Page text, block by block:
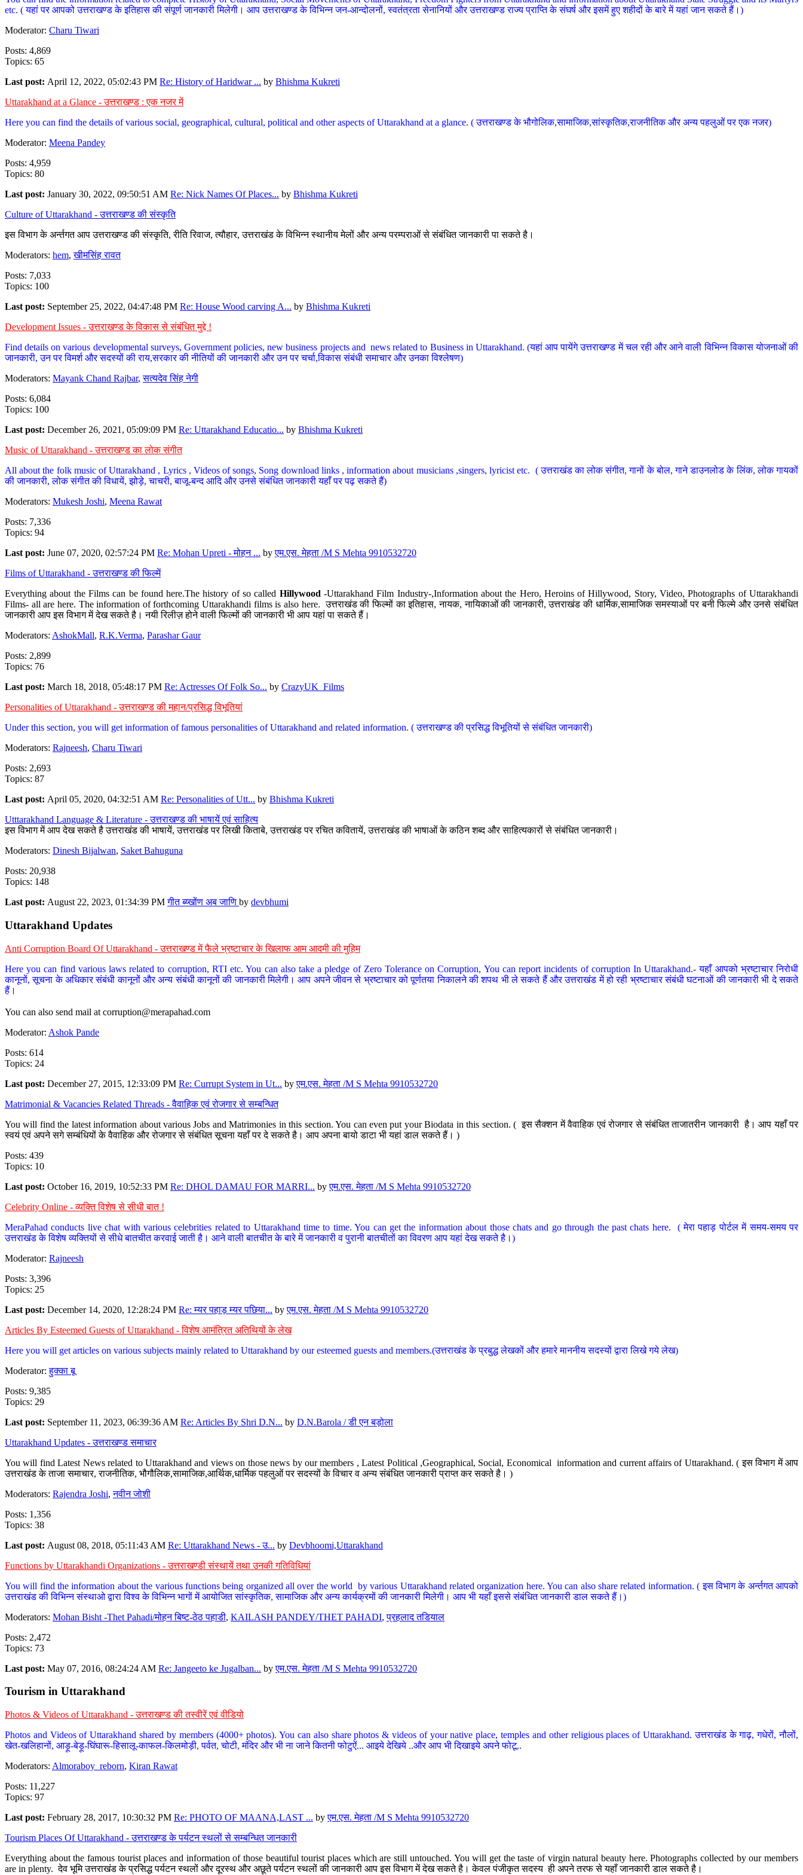
etc. ( यहां पर आपको उत्तराखण्ड के इतिहास की संपूर्ण जानकारी मिलेगी। आप उत्तराखण्ड के विभिन्न जन-आन्दोलनों, स्वतंत्रता सेनानियों और उत्तराखण्ड राज्य प्राप्ति के संघर्ष और इसमें हुए शहीदों के बारे में यहां जान सकते हैं।)
Moderator: Charu Tiwari
Posts: 4,869
Topics: 65
Last post: April 12, 2022, 05:02:43 PM Re: History of Haridwar ... by Bhishma Kukreti
Uttarakhand at a Glance - उत्तराखण्ड : एक नजर में
Here you can find the details of various social, geographical, cultural, political and other aspects of Uttarakhand at a glance. ( उत्तराखण्ड के भौगोलिक,सामाजिक,सांस्कृतिक,राजनीतिक और अन्य पहलुओं पर एक नजर)
Moderator: Meena Pandey
Posts: 4,959
Topics: 80
Last post: January 30, 2022, 09:50:51 AM Re: Nick Names Of Places... by Bhishma Kukreti
Culture of Uttarakhand - उत्तराखण्ड की संस्कृति
इस विभाग के अर्न्तगत आप उत्तराखण्ड की संस्कृति, रीति रिवाज, त्यौहार, उत्तराखंड के विभिन्न स्थानीय मेलों और अन्य परम्पराओं से संबंधित जानकारी पा सकते है।
Moderators: hem,खीमसिंह रावत
Posts: 7,033
Topics: 100
Last post: September 25, 2022, 04:47:48 PM Re: House Wood carving A... by Bhishma Kukreti
Development Issues - उत्तराखण्ड के विकास से संबंधित मुद्दे !
Find details on various developmental surveys, Government policies, new business projects and news related to Business in Uttarakhand. (यहां आप पायेंगे उत्तराखण्ड में चल रही और आने वाली विभिन्न विकास योजनाओं की
जानकारी, उन पर विमर्श और सदस्यों की राय,सरकार की नीतियों की जानकारी और उन पर चर्चा,विकास संबंधी समाचार और उनका विश्लेषण)
Moderators: Mayank Chand Rajbar,सत्यदेव सिंह नेगी
Posts: 6,084
Topics: 100
Last post: December 26, 2021, 05:09:09 PM Re: Uttarakhand Educatio... by Bhishma Kukreti
Music of Uttarakhand - उत्तराखण्ड का लोक संगीत
All about the folk music of Uttarakhand , Lyrics , Videos of songs, Song download links , information about musicians ,singers, lyricist etc. ( उत्तराखंड का लोक संगीत, गानों के बोल, गाने डाउनलोड के लिंक, लोक गायकों
की जानकारी, लोक संगीत की विधायें, झोड़े, चाचरी, बाजू-बन्द आदि और उनसे संबंधित जानकारी यहाँ पर पढ़ सकते हैं)
Moderators: Mukesh Joshi, Meena Rawat
Posts: 7,336
Topics: 94
Last post: June 07, 2020, 02:57:24 PM Re: Mohan Upreti - मोहन ... byएम.एस. मेहता /M S Mehta 9910532720
Films of Uttarakhand - उत्तराखण्ड की फिल्में
Everything about the Films can be found here.The history of so called Hillywood-Uttarakhand Film Industry-,Information about the Hero, Heroins of Hillywood, Story, Video, Photographs of Uttarakhandi
Films- all are here. The information of forthcoming Uttarakhandi films is also here. उत्तराखंड की फिल्मों का इतिहास, नायक, नायिकाओं की जानकारी, उत्तराखंड की धार्मिक,सामाजिक समस्याओं पर बनी फिल्मे और उनसे संबंधित
जानकारी आप इस विभाग में देख सकते है। नयी रिलीज़ होने वाली फिल्मों की जानकारी भी आप यहां पा सकते हैं।
Moderators: AshokMall, R.K.Verma, Parashar Gaur
Posts: 2,899
Topics: 76
Last post: March 18, 2018, 05:48:17 PM Re: Actresses Of Folk So... by CrazyUK_Films
Personalities of Uttarakhand - उत्तराखण्ड की महान/प्रसिद्ध विभूतियां
Under this section, you will get information of famous personalities of Uttarakhand and related information. ( उत्तराखण्ड की प्रसिद्ध विभूतियों से संबंधित जानकारी)
Moderators: Rajneesh, Charu Tiwari
Posts: 2,693
Topics: 87
Last post: April 05, 2020, 04:32:51 AM Re: Personalities of Utt... by Bhishma Kukreti
Utttarakhand Language & Literature - उत्तराखण्ड की भाषायें एवं साहित्य
इस विभाग में आप देख सकते है उत्तराखंड की भाषायें, उत्तराखंड पर लिखी किताबे, उत्तराखंड पर रचित कवितायें, उत्तराखंड की भाषाओं के कठिन शब्द और साहित्यकारों से संबंधित जानकारी।
Moderators: Dinesh Bijalwan, Saket Bahuguna
Posts: 20,938
Topics: 148
Last post: August 22, 2023, 01:34:39 PMगीत ब्य्खोंण अब जाणि by devbhumi
Uttarakhand Updates
Anti Corruption Board Of Uttarakhand - उत्तराखण्ड में फैले भ्रष्टाचार के खिलाफ आम आदमी की मुहिम
Here you can find various laws related to corruption, RTI etc. You can also take a pledge of Zero Tolerance on Corruption, You can report incidents of corruption In Uttarakhand.- यहाँ आपको भ्रष्टाचार निरोधी
कानूनों, सूचना के अधिकार संबंधी कानूनों और अन्य संबंधी कानूनों की जानकारी मिलेगी। आप अपने जीवन से भ्रष्टाचार को पूर्णतया निकालने की शपथ भी ले सकते हैं और उत्तराखंड में हो रही भ्रष्टाचार संबंधी घटनाओं की जानकारी भी दे सकते
हैं।
You can also send mail at corruption@merapahad.com
Moderator: Ashok Pande
Posts: 614
Topics: 24
Last post: December 27, 2015, 12:33:09 PM Re: Currupt System in Ut... byएम.एस. मेहता /M S Mehta 9910532720
Matrimonial & Vacancies Related Threads - वैवाहिक एवं रोजगार से सम्बन्धित
You will find the latest information about various Jobs and Matrimonies in this section. You can even put your Biodata in this section. ( इस सैक्शन में वैवाहिक एवं रोजगार से संबंधित ताजातरीन जानकारी है। आप यहाँ पर
स्वयं एवं अपने सगे सम्बंधियों के वैवाहिक और रोजगार से संबंधित सूचना यहाँ पर दे सकते है। आप अपना बायो डाटा भी यहां डाल सकते हैं। )
Posts: 439
Topics: 10
Last post: October 16, 2019, 10:52:33 PM Re: DHOL DAMAU FOR MARRI... byएम.एस. मेहता /M S Mehta 9910532720
Celebrity Online - व्यक्ति विशेष से सीधी बात !
MeraPahad conducts live chat with various celebrities related to Uttarakhand time to time. You can get the information about those chats and go through the past chats here. ( मेरा पहाड़ पोर्टल में समय-समय पर
उत्तराखंड के विशेष व्यक्तियों से सीधे बातचीत करवाई जाती है। आने वाली बातचीत के बारे में जानकारी व पुरानी बातचीतों का विवरण आप यहां देख सकते है।)
Moderator: Rajneesh
Posts: 3,396
Topics: 25
Last post: December 14, 2020, 12:28:24 PM Re: म्यर पहाड़ म्यर पछिया... byएम.एस. मेहता /M S Mehta 9910532720
Articles By Esteemed Guests of Uttarakhand - विशेष आमंत्रित अतिथियों के लेख
Here you will get articles on various subjects mainly related to Uttarakhand by our esteemed guests and members.(उत्तराखंड के प्रबुद्ध लेखकों और हमारे माननीय सदस्यों द्वारा लिखे गये लेख)
Moderator:हुक्का बू
Posts: 9,385
Topics: 29
Last post: September 11, 2023, 06:39:36 AM Re: Articles By Shri D.N... by D.N.Barola / डी एन बड़ोला
Uttarakhand Updates - उत्तराखण्ड समाचार
You will find Latest News related to Uttarakhand and views on those news by our members , Latest Political ,Geographical, Social, Economical information and current affairs of Uttarakhand. ( इस विभाग में आप
उत्तराखंड के ताजा समाचार, राजनीतिक, भौगौलिक,सामाजिक,आर्थिक,धार्मिक पहलुओं पर सदस्यों के विचार व अन्य संबंधित जानकारी प्राप्त कर सकते है। )
Moderators: Rajendra Joshi,नवीन जोशी
Posts: 1,356
Topics: 38
Last post: August 08, 2018, 05:11:43 AM Re: Uttarakhand News - उ... by Devbhoomi,Uttarakhand
Functions by Uttarakhandi Organizations - उत्तराखण्डी संस्थायें तथा उनकी गतिविधियां
You will find the information about the various functions being organized all over the world by various Uttarakhand related organization here. You can also share related information. ( इस विभाग के अर्न्तगत आपको
उत्तराखंड की विभिन्न संस्थाओ द्वारा विश्व के विभिन्न भागों में आयोजित सांस्कृतिक, सामाजिक और अन्य कार्यक्रमों की जानकारी मिलेगी। आप भी यहाँ इससे संबंधित जानकारी डाल सकते हैं।)
Moderators: Mohan Bisht -Thet Pahadi/मोहन बिष्ट-ठेठ पहाडी, KAILASH PANDEY/THET PAHADI,प्रहलाद तडियाल
Posts: 2,472
Topics: 73
Last post: May 07, 2016, 08:24:24 AM Re: Jangeeto ke Jugalban... byएम.एस. मेहता /M S Mehta 9910532720
Tourism in Uttarakhand
Photos & Videos of Uttarakhand - उत्तराखण्ड की तस्वीरें एवं वीडियो
Photos and Videos of Uttarakhand shared by members (4000+ photos). You can also share photos & videos of your native place, temples and other religious places of Uttarakhand. उत्तराखंड के गाढ़, गधेरों, नौलों,
खेत-खलिहानों, आड़ू-बेड़ू-घिंघारू-हिसालू-काफल-किलमोड़ी, पर्वत, चोटी, मंदिर और भी ना जाने कितनी फोटुऐं... आइये देखिये ..और आप भी दिखाइये अपने फोटू..
Moderators: Almoraboy_reborn, Kiran Rawat
Posts: 11,227
Topics: 97
Last post: February 28, 2017, 10:30:32 PM Re: PHOTO OF MAANA,LAST ... byएम.एस. मेहता /M S Mehta 9910532720
Tourism Places Of Uttarakhand - उत्तराखण्ड के पर्यटन स्थलों से सम्बन्धित जानकारी
Everything about the famous tourist places and information of those beautiful tourist places which are still untouched. You will get the taste of virgin natural beauty here. Photographs collected by our members
are in plenty. देव भूमि उत्तराखंड के प्रसिद्ध पर्यटन स्थलों और दूरस्थ और अछूते पर्यटन स्थलों की जानकारी आप इस विभाग में देख सकते है। केवल पंजीकृत सदस्य ही अपने तरफ से यहाँ जानकारी डाल सकते है।